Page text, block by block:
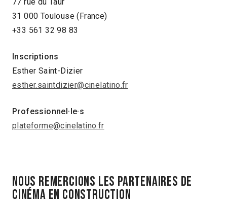
31 000 Toulouse (France)
+33 561 32 98 83
Inscriptions
Esther Saint-Dizier
esther.saintdizier@cinelatino.fr
Professionnel·le·s
plateforme@cinelatino.fr
NOUS REMERCIONS LES PARTENAIRES DE
CINÉMA EN CONSTRUCTION